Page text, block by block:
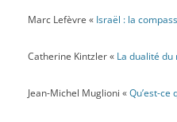
Marc Lefèvre « Israël : la
Catherine Kintzler « La dualité
Jean-Michel Muglioni «Qu’est-ce